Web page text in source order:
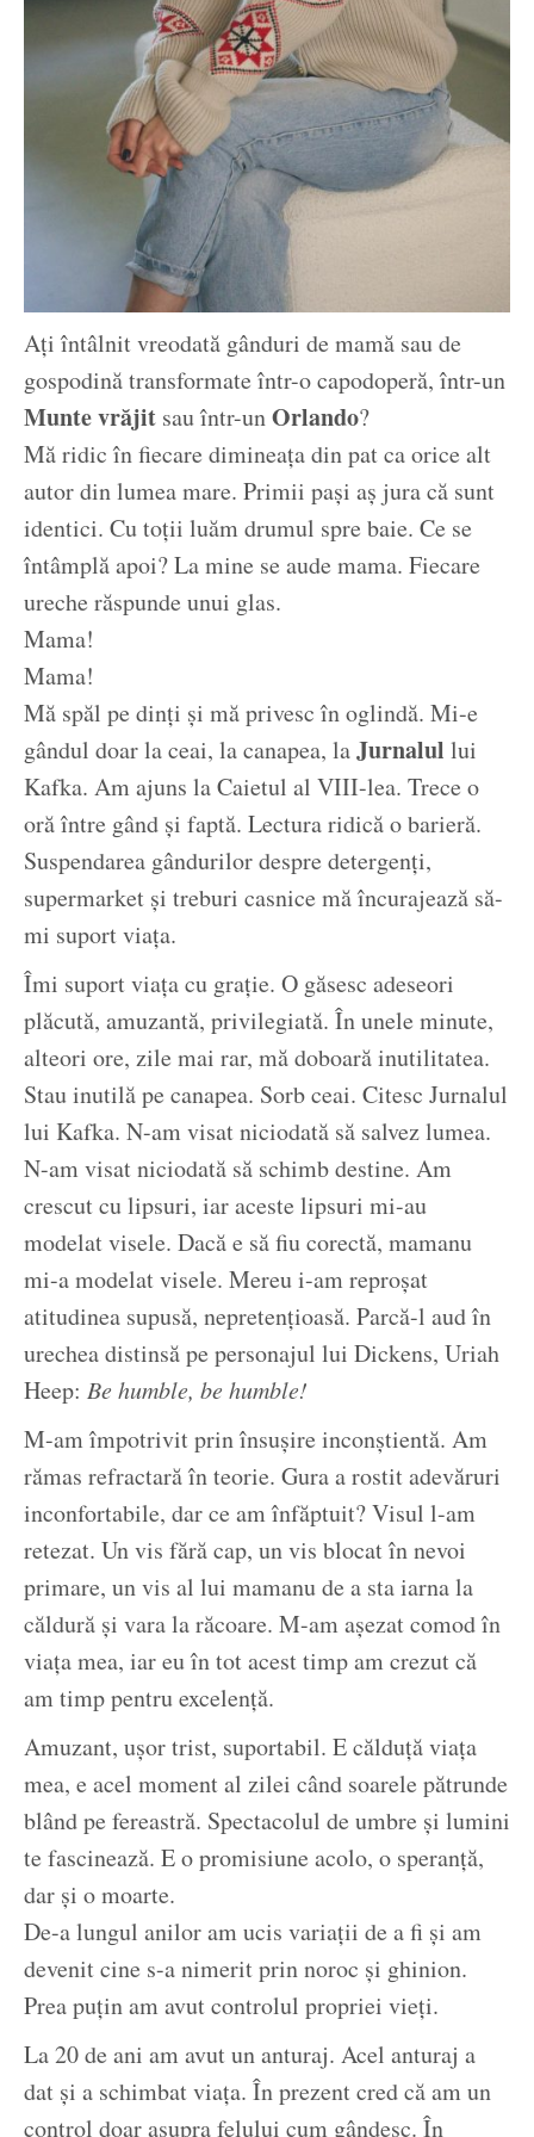
Ați întâlnit vreodată gânduri de mamă sau de
gospodină transformate într-o capodoperă, într-un
Munte vrăjit sau într-unOrlando?
Mă ridic în fiecare dimineața din pat ca orice alt
autor din lumea mare. Primii pași aș jura că sunt
identici. Cu toții luăm drumul spre baie. Ce se
întâmplă apoi? La mine se aude mama. Fiecare
ureche răspunde unui glas.
Mama!
Mama!
Mă spăl pe dinți și mă privesc în oglindă. Mi-e
gândul doar la ceai, la canapea, laJurnalul lui
Kafka. Am ajuns la Caietul al VIII-lea. Trece o
oră între gând și faptă. Lectura ridică o barieră.
Suspendarea gândurilor despre detergenți,
supermarket și treburi casnice mă încurajează să-
mi suport viața.
Îmi suport viața cu grație. O găsesc adeseori
plăcută, amuzantă, privilegiată. În unele minute,
alteori ore, zile mai rar, mă doboară inutilitatea.
Stau inutilă pe canapea. Sorb ceai. Citesc Jurnalul
lui Kafka. N-am visat niciodată să salvez lumea.
N-am visat niciodată să schimb destine. Am
crescut cu lipsuri, iar aceste lipsuri mi-au
modelat visele. Dacă e să fiu corectă, mamanu
mi-a modelat visele. Mereu i-am reproșat
atitudinea supusă, nepretențioasă. Parcă-l aud în
urechea distinsă pe personajul lui Dickens, Uriah
Heep: Be humble, be humble!
M-am împotrivit prin însușire inconștientă. Am
rămas refractară în teorie. Gura a rostit adevăruri
inconfortabile, dar ce am înfăptuit? Visul l-am
retezat. Un vis fără cap, un vis blocat în nevoi
primare, un vis al lui mamanu de a sta iarna la
căldură și vara la răcoare. M-am așezat comod în
viața mea, iar eu în tot acest timp am crezut că
am timp pentru excelență.
Amuzant, ușor trist, suportabil. E călduță viața
mea, e acel moment al zilei când soarele pătrunde
blând pe fereastră. Spectacolul de umbre și lumini
te fascinează. E o promisiune acolo, o speranță,
dar și o moarte.
De-a lungul anilor am ucis variații de a fi și am
devenit cine s-a nimerit prin noroc și ghinion.
Prea puțin am avut controlul propriei vieți.
La 20 de ani am avut un anturaj. Acel anturaj a
dat și a schimbat viața. În prezent cred că am un
control doar asupra felului cum gândesc. În